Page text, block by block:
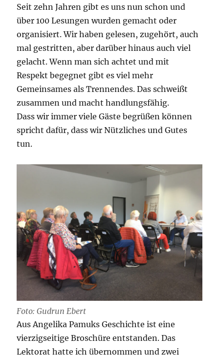
Seit zehn Jahren gibt es uns nun schon und
über 100 Lesungen wurden gemacht oder
organisiert. Wir haben gelesen, zugehört, auch
mal gestritten, aber darüber hinaus auch viel
gelacht. Wenn man sich achtet und mit
Respekt begegnet gibt es viel mehr
Gemeinsames als Trennendes. Das schweißt
zusammen und macht handlungsfähig.
Dass wir immer viele Gäste begrüßen können
spricht dafür, dass wir Nützliches und Gutes
tun.
Foto: Gudrun Ebert
Aus Angelika Pamuks Geschichte ist eine
vierzigseitige Broschüre entstanden. Das
Lektorat hatte ich übernommen und zwei